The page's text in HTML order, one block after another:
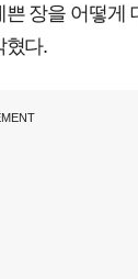
장을 어떻게
혔다.